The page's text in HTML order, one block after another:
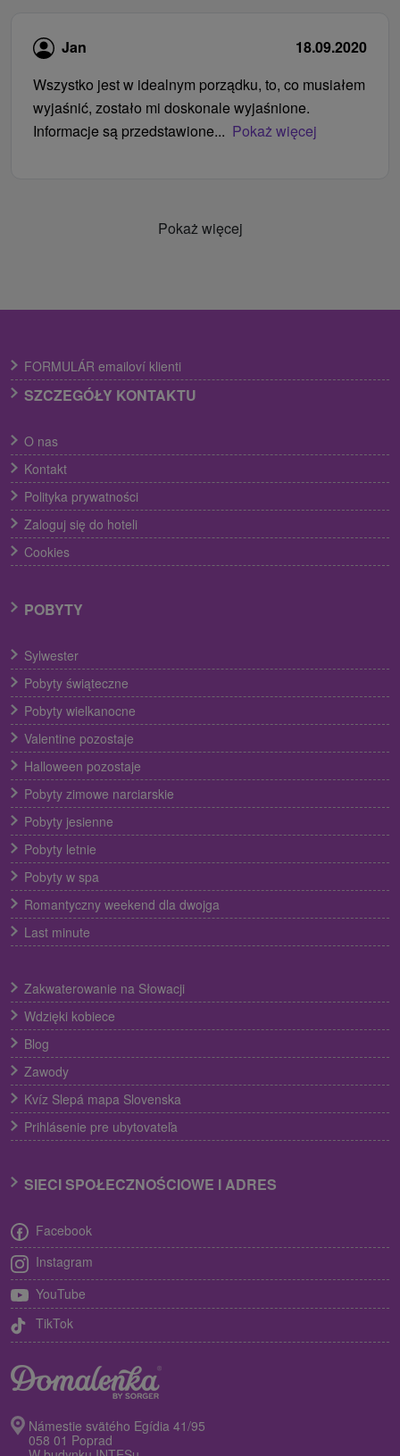
Jan
18.09.2020
Wszystko jest w idealnym porządku, to, co musiałem
wyjaśnić, zostało mi doskonale wyjaśnione.
Informacje są przedstawione... Pokaż więcej
Pokaż więcej
FORMULÁR emailoví klienti
SZCZEGÓŁY KONTAKTU
O nas
Kontakt
Polityka prywatności
Zaloguj się do hoteli
Cookies
POBYTY
Sylwester
Pobyty świąteczne
Pobyty wielkanocne
Valentine pozostaje
Halloween pozostaje
Pobyty zimowe narciarskie
Pobyty jesienne
Pobyty letnie
Pobyty w spa
Romantyczny weekend dla dwojga
Last minute
Zakwaterowanie na Słowacji
Wdzięki kobiece
Blog
Zawody
Kvíz Slepá mapa Slovenska
Prihlásenie pre ubytovateľa
SIECI SPOŁECZNOŚCIOWE I ADRES
Facebook
Instagram
YouTube
TikTok
Námestie svätého Egídia 41/95
058 01 Poprad